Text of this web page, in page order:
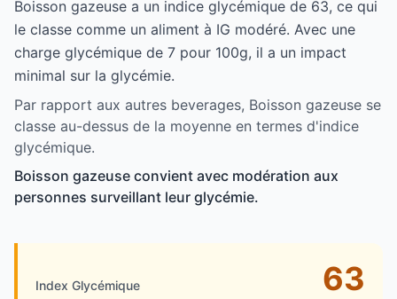
Boisson gazeuse a un indice glycémique de 63, ce qui
le classe comme un aliment à IG modéré. Avec une
charge glycémique de 7 pour 100g, il a un impact
minimal sur la glycémie.
Par rapport aux autres beverages, Boisson gazeuse se
classe au-dessus de la moyenne en termes d'indice
glycémique.
Boisson gazeuse convient avec modération aux
personnes surveillant leur glycémie.
Index Glycémique 63